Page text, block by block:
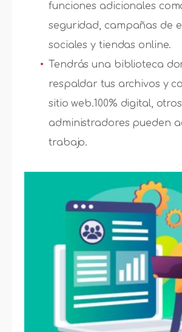
funciones adicionales
seguridad, campañas de
sociales y tiendas online.
Tendrás una biblioteca
respaldar tus archivos y
sitio web.100% digital, otros
administradores pueden
trabajo.